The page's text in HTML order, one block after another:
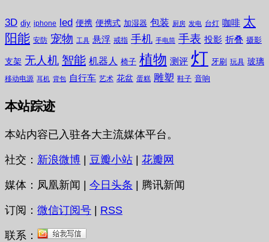
3D diy iphone led 便携 便携式 加湿器 包装 厨房 发电 台灯 咖啡 太
阳能 安防 宠物 工具 悬浮 戒指 手机 手电筒 手表 投影 折叠 摄影
支架 无人机 智能 机器人 椅子 植物 测评 灯 牙刷 玩具 玻璃
移动电源 耳机 背包 自行车 艺术 花盆 蛋糕 雕塑 鞋子 音响
本站踪迹
本站内容已入驻各大主流媒体平台。
社交： 新浪微博 | 豆瓣小站 | 花瓣网
媒体：凤凰新闻 | 今日头条 | 腾讯新闻
订阅： 微信订阅号 | RSS
联系：